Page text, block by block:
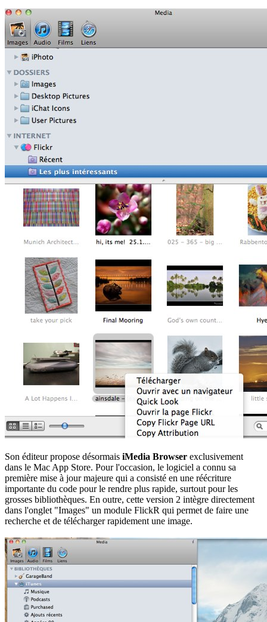
Son éditeur propose désormais iMedia Browser exclusivement
dans le Mac App Store. Pour l'occasion, le logiciel a connu sa
première mise à jour majeure qui a consisté en une réécriture
importante du code pour le rendre plus rapide, surtout pour les
grosses bibliothèques. En outre, cette version 2 intègre directement
dans l'onglet "Images" un module FlickR qui permet de faire une
recherche et de télécharger rapidement une image.